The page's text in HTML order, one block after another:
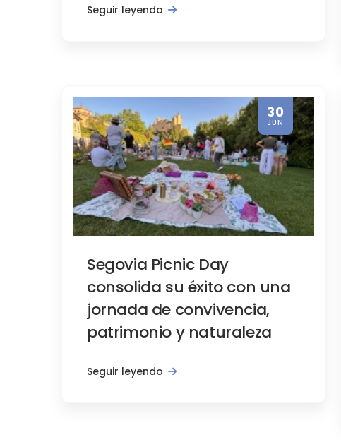
Seguir leyendo
30
JUN
Segovia Picnic Day
consolida su éxito con una
jornada de convivencia,
patrimonio y naturaleza
Seguir leyendo